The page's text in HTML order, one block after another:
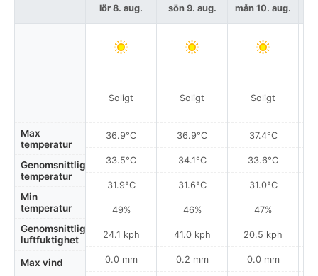
Max
temperatur
Genomsnittlig
temperatur
Min
temperatur
Genomsnittlig
luftfuktighet
Max vind
lör 8. aug.
Soligt
36.9°C
33.5°C
31.9°C
49%
24.1 kph
0.0 mm
sön 9. aug.
Soligt
36.9°C
34.1°C
31.6°C
46%
41.0 kph
0.2 mm
mån 10. aug.
Soligt
37.4°C
33.6°C
31.0°C
47%
20.5 kph
0.0 mm